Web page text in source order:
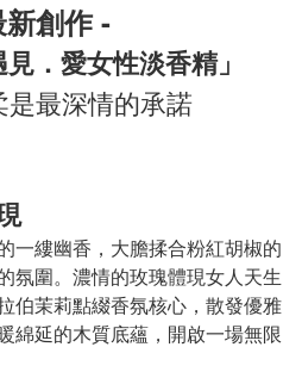
創作 -
．愛女性淡香精」
是最深情的承諾
一縷幽香，大膽揉合粉紅胡椒的
氛圍。濃情的玫瑰體現女人天生
伯茉莉點綴香氛核心，散發優雅
綿延的木質底蘊，開啟一場無限